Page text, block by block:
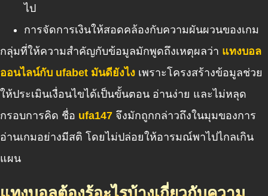
ไป
การจัดการเงินให้สอดคล้องกับความผันผวนของเกม
กลุ่มที่ให้ความสำคัญกับข้อมูลมักพูดถึงเหตุผลว่า แทงบอล
ออนไลน์กับ ufabet มันดียังไง เพราะโครงสร้างข้อมูลช่วย
ให้ประเมินเงื่อนไขได้เป็นขั้นตอน อ่านง่าย และไม่หลุด
กรอบการคิด ชื่อ ufa147 จึงมักถูกกล่าวถึงในมุมของการ
อ่านเกมอย่างมีสติ โดยไม่ปล่อยให้อารมณ์พาไปไกลเกิน
แผน